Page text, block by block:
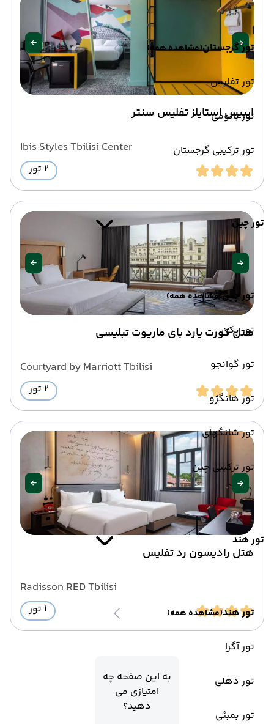
تور گرجستان(مشاهده همه)
تور تفلیس
تور باتومی
تور ترکیبی گرجستان
تور چین
تور چین(مشاهده همه)
تور پکن
تور گوانجو
تور هانگژو
تور شانگهای
تور ترکیبی چین
تور هند
تور هند(مشاهده همه)
تور آگرا
تور دهلی
تور بمبئی
ایبیس استایلز تفلیس سنتر
Ibis Styles Tbilisi Center
2 تور
هتل کورت یارد بای ماریوت تبلیسی
Courtyard by Marriott Tbilisi
2 تور
هتل رادیسون رد تفلیس
Radisson RED Tbilisi
1 تور
به این صفحه چه
امتیازی می
دهید؟